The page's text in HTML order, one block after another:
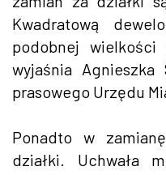
Kwadratową
podobnej wielkości
wyjaśnia Agnieszka
prasowego Urzędu
Ponadto w
działki. Uchwała